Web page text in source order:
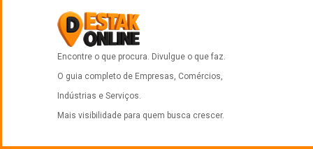
Encontre o que procura. Divulgue o que faz.
O guia completo de Empresas, Comércios,
Indústrias e Serviços.
Mais visibilidade para quem busca crescer.